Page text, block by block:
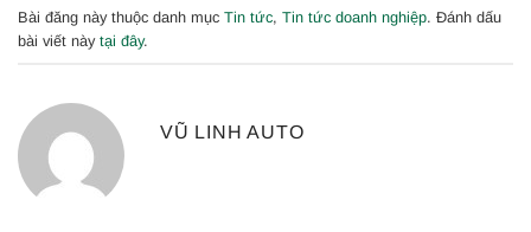
Bài đăng này thuộc danh mục Tin tức, Tin tức doanh nghiệp. Đánh dấu
bài viết này tại đây.
VŨ LINH AUTO